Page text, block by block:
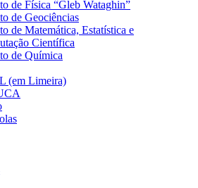
de Física “Gleb Wataghin”
de Geociências
de Matemática, Estatística e
Científica
de Química
(em Limeira)